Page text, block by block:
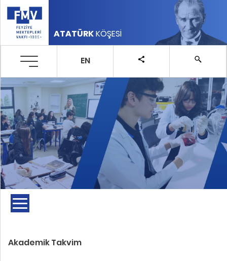
ATATÜRKKÖŞESİ
EN
Akademik Takvim